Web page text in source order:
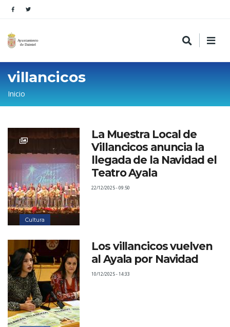
villancicos
Sobrescribir
enlaces
de
ayuda
a
la
navegación
Inicio
Cultura
La Muestra Local de
Villancicos anuncia la
llegada de la Navidad el
Teatro Ayala
22/12/2025 - 09:50
Los villancicos vuelven
al Ayala por Navidad
10/12/2025 - 14:33